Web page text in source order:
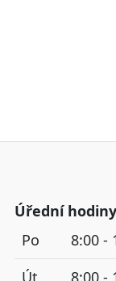
Úřední hodiny
Po
8:00 -